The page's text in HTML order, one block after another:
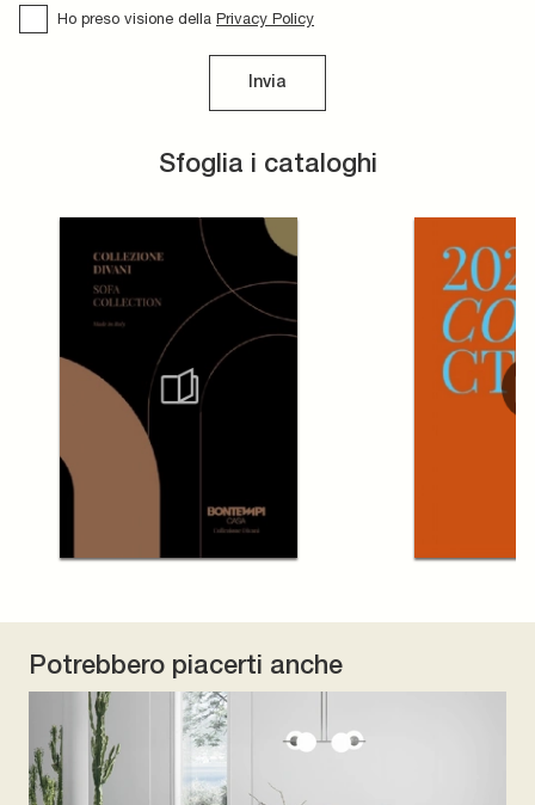
Sfoglia i cataloghi
Ho preso visione della Privacy Policy
Invia
Potrebbero piacerti anche